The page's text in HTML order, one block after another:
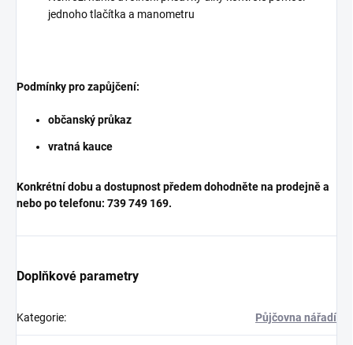
jednoho tlačítka a manometru
Podmínky pro zapůjčení:
občanský průkaz
vratná kauce
Konkrétní dobu a dostupnost předem dohodněte na prodejně a
nebo po telefonu: 739 749 169.
Doplňkové parametry
Kategorie: Půjčovna nářadí